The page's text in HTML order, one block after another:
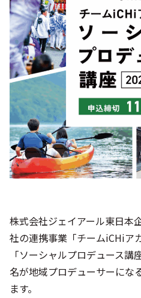
株式会社ジェイアール東日本
社の連携事業「チームiCHiア
「ソーシャルプロデュース
名が地域プロデューサーにな
ます。